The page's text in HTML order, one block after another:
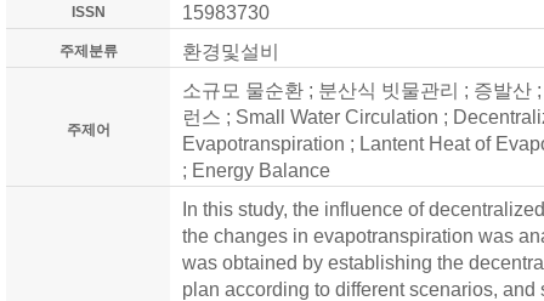
ISSN 15983730
주제분류 환경및설비
주제어
소규모 물순환 ; 분산식 빗물관리 ; 증발산
런스 ; Small Water Circulation ;
Evapotranspiration ; Lantent Heat of
; Energy Balance
In this study, the influence of
the changes in evapotranspiration was
was obtained by establishing the
plan according to different scenarios,